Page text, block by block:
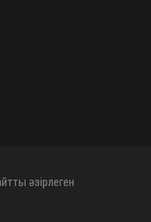
әзірлеген